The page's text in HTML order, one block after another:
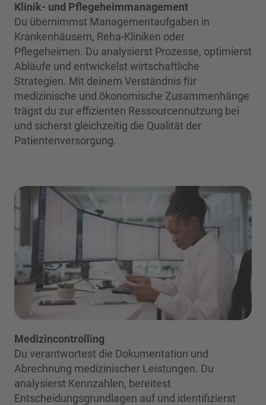
Klinik- und Pflegeheimmanagement
Du übernimmst Managementaufgaben in
Krankenhäusern, Reha-Kliniken oder
Pflegeheimen. Du analysierst Prozesse, optimierst
Abläufe und entwickelst wirtschaftliche
Strategien. Mit deinem Verständnis für
medizinische und ökonomische Zusammenhänge
trägst du zur effizienten Ressourcennutzung bei
und sicherst gleichzeitig die Qualität der
Patientenversorgung.
Medizincontrolling
Du verantwortest die Dokumentation und
Abrechnung medizinischer Leistungen. Du
analysierst Kennzahlen, bereitest
Entscheidungsgrundlagen auf und identifizierst